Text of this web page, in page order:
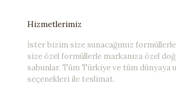
Hizmetlerimiz
İster bizim size sunacağımız
size özel formüllerle markanıza özel
sabunlar. Tüm Türkiye ve tüm dünyaya
seçenekleri ile teslimat.